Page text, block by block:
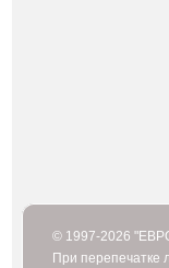
© 1997-2026
При перепечатке